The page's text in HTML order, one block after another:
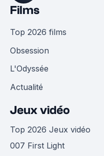
Films
Top 2026 films
Obsession
L'Odyssée
Actualité
Jeux vidéo
Top 2026 Jeux vidéo
007 First Light